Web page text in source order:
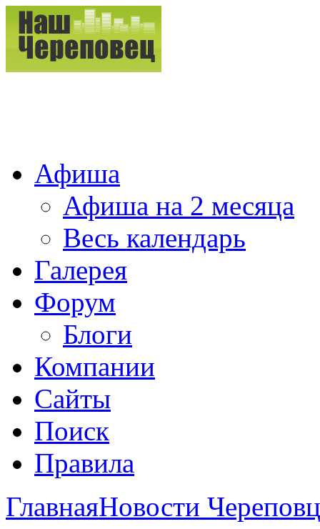
Афиша
Афиша на 2 месяца
Весь календарь
Галерея
Форум
Блоги
Компании
Сайты
Поиск
Правила
ГлавнаяНовости